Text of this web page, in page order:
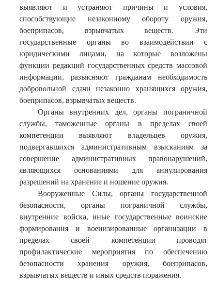
выявляют и устраняют причины и условия,
способствующие незаконному обороту оружия,
боеприпасов, взрывчатых веществ. Эти
государственные органы во взаимодействии с
юридическими лицами, на которые возложены
функции редакций государственных средств массовой
информации, разъясняют гражданам необходимость
добровольной сдачи незаконно хранящихся оружия,
боеприпасов, взрывчатых веществ.
Органы внутренних дел, органы пограничной
службы, таможенные органы в пределах своей
компетенции выявляют владельцев оружия,
подвергавшихся административным взысканиям за
совершение административных правонарушений,
являющихся основаниями для аннулирования
разрешений на хранение и ношение оружия.
Вооруженные Силы, органы государственной
безопасности, органы пограничной службы,
внутренние войска, иные государственные воинские
формирования и военизированные организации в
пределах своей компетенции проводят
профилактические мероприятия по обеспечению
безопасности хранения оружия, боеприпасов,
взрывчатых веществ и иных средств поражения.